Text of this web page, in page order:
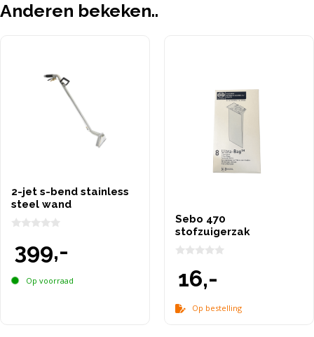
Anderen bekeken..
2-jet s-bend stainless
steel wand
n399,-
Op voorraad
Sebo 470
stofzuigerzak
v16,-
Op bestelling